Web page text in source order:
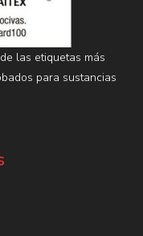
las etiquetas más
para sustancias